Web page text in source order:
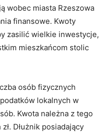
wobec miasta Rzeszowa
finansowe. Kwoty
zasilić wielkie inwestycje,
mieszkańcom stolic
osób fizycznych
lokalnych w
Kwota należna z tego
Dłużnik posiadający